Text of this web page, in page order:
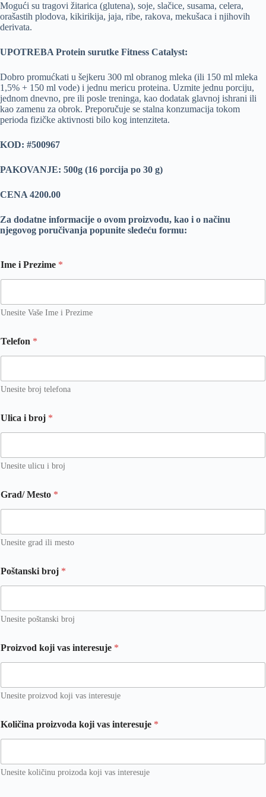
Mogući su tragovi žitarica (glutena), soje, slačice, susama, celera,
orašastih plodova, kikirikija, jaja, ribe, rakova, mekušaca i njihovih
derivata.
UPOTREBA Protein surutke Fitness Catalyst:
Dobro promućkati u šejkeru 300 ml obranog mleka (ili 150 ml mleka
1,5% + 150 ml vode) i jednu mericu proteina. Uzmite jednu porciju,
jednom dnevno, pre ili posle treninga, kao dodatak glavnoj ishrani ili
kao zamenu za obrok. Preporučuje se stalna konzumacija tokom
perioda fizičke aktivnosti bilo kog intenziteta.
KOD: #500967
PAKOVANJE: 500g (16 porcija po 30 g)
CENA 4200.00
Za dodatne informacije o ovom proizvodu, kao i o načinu
njegovog poručivanja popunite sledeću formu:
Ime i Prezime *
Unesite Vaše Ime i Prezime
Telefon *
Unesite broj telefona
Ulica i broj *
Unesite ulicu i broj
Grad/ Mesto *
Unesite grad ili mesto
Poštanski broj *
Unesite poštanski broj
Proizvod koji vas interesuje *
Unesite proizvod koji vas interesuje
v
a
o
Količina proizvoda koji vas interesuje *
Unesite količinu proizoda koji vas interesuje